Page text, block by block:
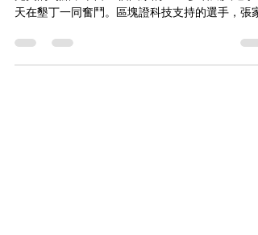
一年一度的IRONMAN 70.3 Kenting在今天劃下
天在墾丁一同奮鬥。區塊證科技支持的選手，張家
豪和許仁茂，分別贏得了男子總冠軍和男子45歲組